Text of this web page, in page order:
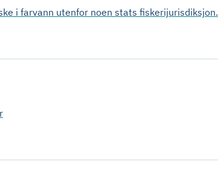
i farvann utenfor noen stats fiskerijurisdiksjon.